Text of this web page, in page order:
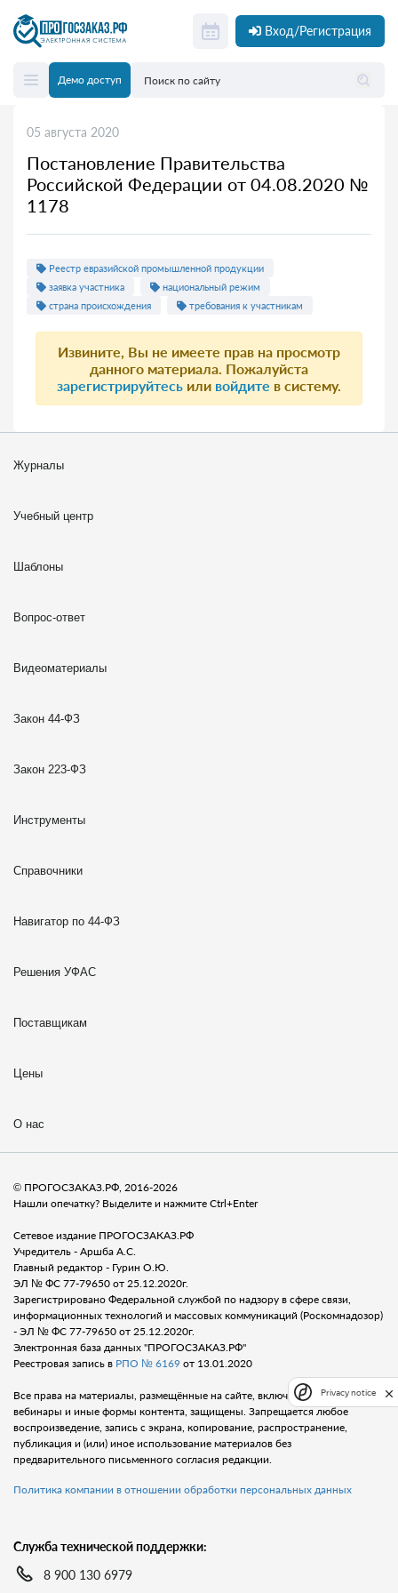
Вход/Регистрация
Демо доступ
05 августа 2020
Постановление Правительства
Российской Федерации от 04.08.2020 №
1178
Реестр евразийской промышленной продукции
заявка участника
национальный режим
страна происхождения
требования к участникам
Извините, Вы не имеете прав на просмотр
данного материала. Пожалуйста
зарегистрируйтесь или войдите в систему.
Журналы
Учебный центр
Шаблоны
Вопрос-ответ
Видеоматериалы
Закон 44-ФЗ
Закон 223-ФЗ
Инструменты
Справочники
Навигатор по 44-ФЗ
Решения УФАС
Поставщикам
Цены
О нас
© ПРОГОСЗАКАЗ.РФ, 2016-2026
Нашли опечатку? Выделите и нажмите Ctrl+Enter
Сетевое издание ПРОГОСЗАКАЗ.РФ
Учредитель - Аршба А.С.
Главный редактор - Гурин О.Ю.
ЭЛ № ФС 77-79650 от 25.12.2020г.
Зарегистрировано Федеральной службой по надзору в сфере связи,
информационных технологий и массовых коммуникаций (Роскомнадозор)
- ЭЛ № ФС 77-79650 от 25.12.2020г.
Электронная база данных "ПРОГОСЗАКАЗ.РФ"
Реестровая запись в РПО № 6169 от 13.01.2020
Все права на материалы, размещённые на сайте, включая тексты, видео,
вебинары и иные формы контента, защищены. Запрещается любое
воспроизведение, запись с экрана, копирование, распространение,
публикация и (или) иное использование материалов без
предварительного письменного согласия редакции.
Политика компании в отношении обработки персональных данных
Служба технической поддержки:
8 900 130 6979
Privacy notice